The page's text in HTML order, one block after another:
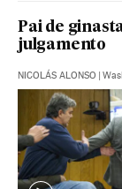
Pai de
julgamento
NICOLÁS ALONSO